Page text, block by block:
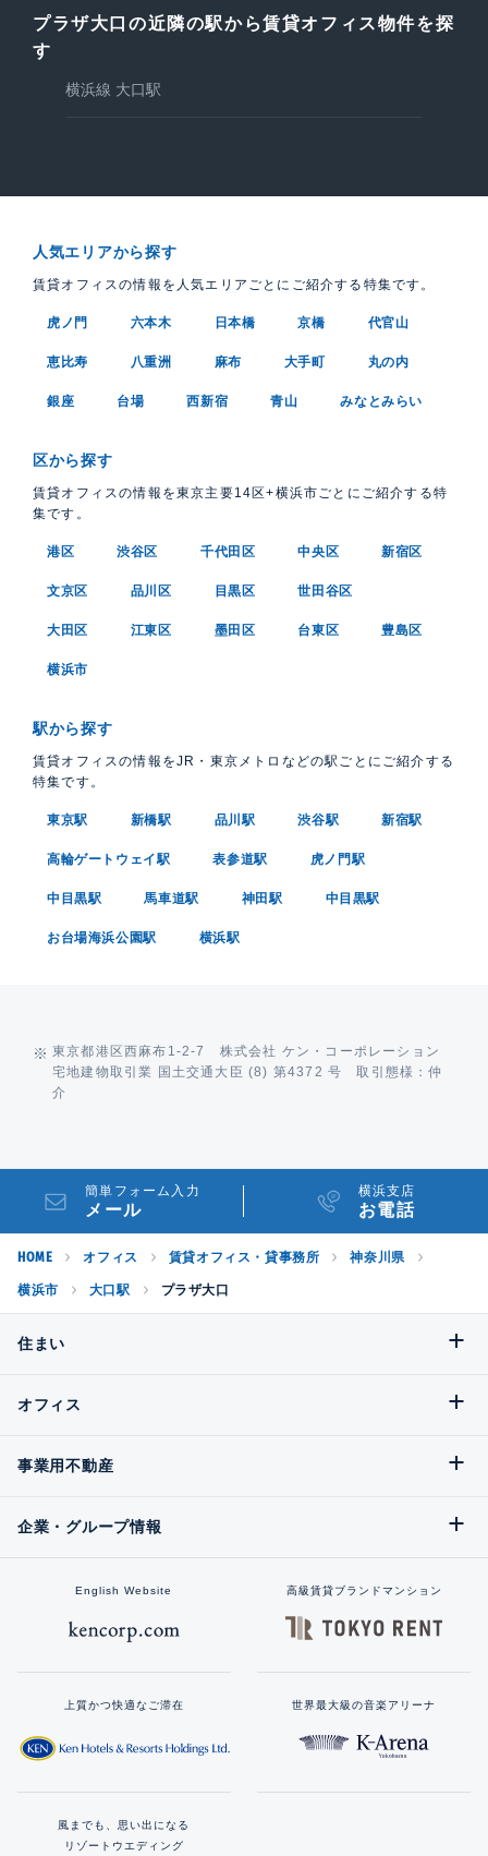
プラザ大口の近隣の駅から賃貸オフィス物件を探
す
横浜線 大口駅
人気エリアから探す
賃貸オフィスの情報を人気エリアごとにご紹介する特集です。
虎ノ門 六本木 日本橋 京橋 代官山
恵比寿 八重洲 麻布 大手町 丸の内
銀座 台場 西新宿 青山 みなとみらい
区から探す
賃貸オフィスの情報を東京主要14区+横浜市ごとにご紹介する特
集です。
港区 渋谷区 千代田区 中央区 新宿区
文京区 品川区 目黒区 世田谷区
大田区 江東区 墨田区 台東区 豊島区
横浜市
駅から探す
賃貸オフィスの情報をJR・東京メトロなどの駅ごとにご紹介する
特集です。
東京駅 新橋駅 品川駅 渋谷駅 新宿駅
高輪ゲートウェイ駅 表参道駅 虎ノ門駅
中目黒駅 馬車道駅 神田駅 中目黒駅
お台場海浜公園駅 横浜駅
東京都港区西麻布1-2-7 株式会社 ケン・コーポレーション
宅地建物取引業 国土交通大臣 (8) 第4372 号 取引態様：仲
介
簡単フォーム入力
メール
横浜支店
お電話
HOME オフィス 賃貸オフィス・貸事務所 神奈川県
横浜市 大口駅 プラザ大口
住まい
オフィス
事業用不動産
企業・グループ情報
English Website 高級賃貸ブランドマンション
上質かつ快適なご滞在 世界最大級の音楽アリーナ
風までも、思い出になる
リゾートウエディング